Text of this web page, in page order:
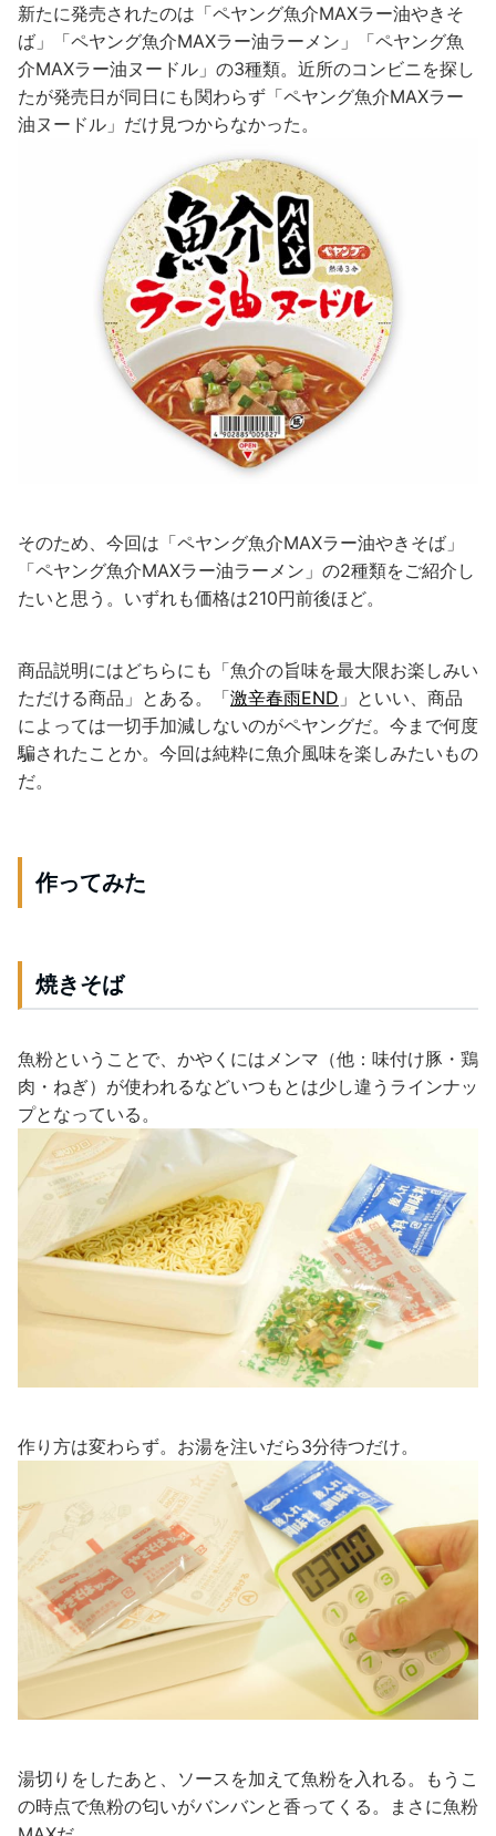
新たに発売されたのは「ペヤング魚介MAXラー油やきそ
ば」「ペヤング魚介MAXラー油ラーメン」「ペヤング魚
介MAXラー油ヌードル」の3種類。近所のコンビニを探し
たが発売日が同日にも関わらず「ペヤング魚介MAXラー
油ヌードル」だけ見つからなかった。
そのため、今回は「ペヤング魚介MAXラー油やきそば」
「ペヤング魚介MAXラー油ラーメン」の2種類をご紹介し
たいと思う。いずれも価格は210円前後ほど。
商品説明にはどちらにも「魚介の旨味を最大限お楽しみい
ただける商品」とある。「激辛春雨END 」といい、商品
によっては一切手加減しないのがペヤングだ。今まで何度
騙されたことか。今回は純粋に魚介風味を楽しみたいもの
だ。
作ってみた
焼きそば
魚粉ということで、かやくにはメンマ（他：味付け豚・鶏
肉・ねぎ）が使われるなどいつもとは少し違うラインナッ
プとなっている。
作り方は変わらず。お湯を注いだら3分待つだけ。
湯切りをしたあと、ソースを加えて魚粉を入れる。もうこ
の時点で魚粉の匂いがバンバンと香ってくる。まさに魚粉